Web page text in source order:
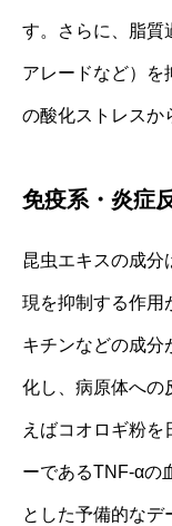
す。さらに、脂質
アレードなど）を
の酸化ストレスか
免疫系・炎症
昆虫エキスの成分
現を抑制する作用
キチンなどの成分
化し、病原体への
えばコオロギ粉を
ーであるTNF-αの
とした予備的なデ